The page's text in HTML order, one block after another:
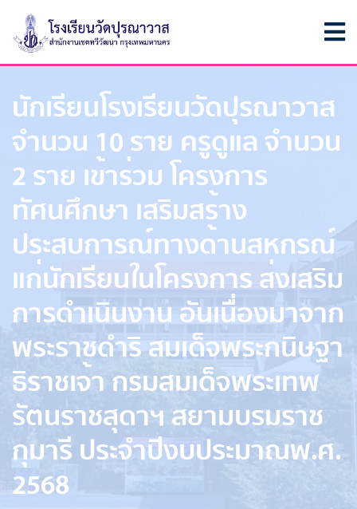
นักเรียนโรงเรียนวัดปุรณาวาส
จำนวน 10 ราย ครูดูแล จำนวน
2 ราย เข้าร่วม โครงการ
ทัศนศึกษา เสริมสร้าง
ประสบการณ์ทางด้านสหกรณ์
แก่นักเรียนในโครงการ ส่งเสริม
การดำเนินงาน อันเนื่องมาจาก
พระราชดำริ สมเด็จพระกนิษฐา
ธิราชเจ้า กรมสมเด็จพระเทพ
รัตนราชสุดาฯ สยามบรมราช
กุมารี ประจำปีงบประมาณพ.ศ.
2568